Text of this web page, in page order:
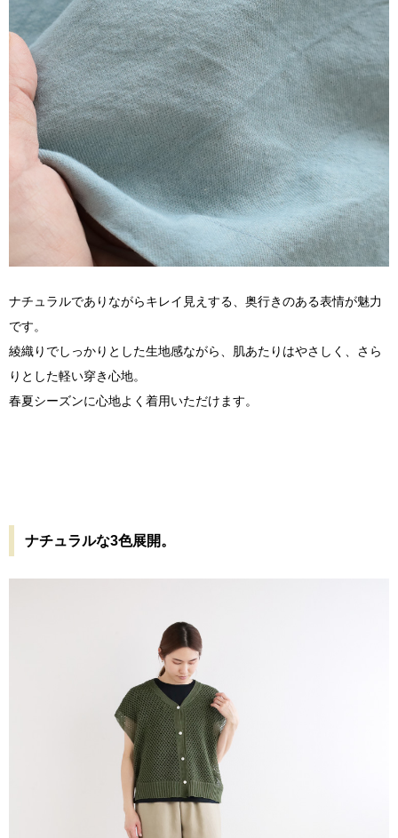
ナチュラルでありながらキレイ見えする、奥行きのある表情が魅力
です。
綾織りでしっかりとした生地感ながら、肌あたりはやさしく、さら
りとした軽い穿き心地。
春夏シーズンに心地よく着用いただけます。
ナチュラルな3色展開。